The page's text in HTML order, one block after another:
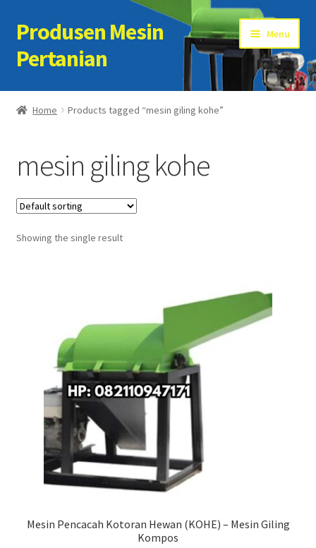
Skip
to
navigation
Skip
to
content
Produsen Mesin
Pertanian
Menu
Home
Cart
Checkout
Kontak Kami
Home Products tagged “mesin giling kohe”
mesin giling kohe
Showing the single result
Mesin Pencacah Kotoran Hewan (KOHE) – Mesin Giling
Kompos